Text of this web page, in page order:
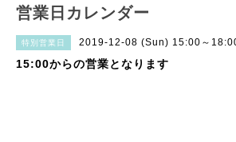
営業日カレンダー
特別営業日 2019-12-08 (Sun) 15:00～
15:00からの営業となります